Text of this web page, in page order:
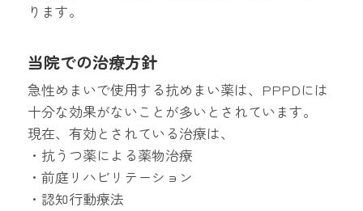
ります。
当院での治療方針
急性めまいで使用する抗めまい薬は、PPPDには
十分な効果がないことが多いとされています。
現在、有効とされている治療は、
・抗うつ薬による薬物治療
・前庭リハビリテーション
・認知行動療法